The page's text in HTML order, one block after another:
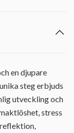
en djupare
steg erbjuds
utveckling och
stress